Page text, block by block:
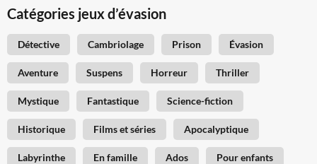
Catégories jeux d’évasion
Détective Cambriolage Prison Évasion
Aventure Suspens Horreur Thriller
Mystique Fantastique Science-fiction
Historique Films et séries Apocalyptique
Labyrinthe En famille Ados Pour enfants